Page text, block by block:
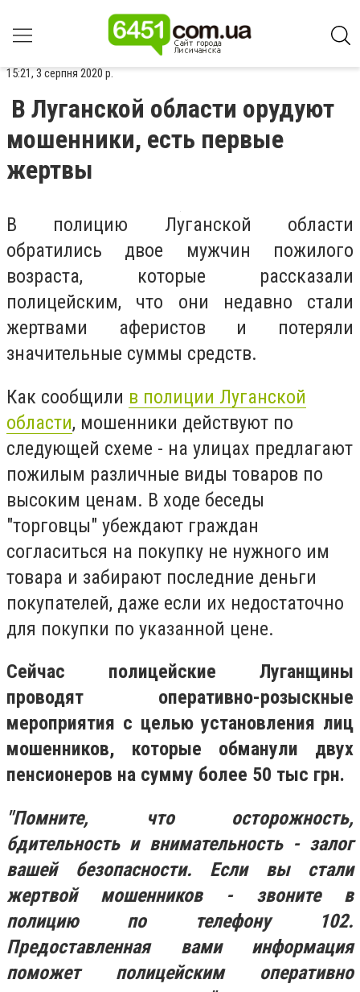
15:21, 3 серпня 2020 р.
В Луганской области орудуют
мошенники, есть первые
жертвы
В полицию Луганской области
обратились двое мужчин пожилого
возраста, которые рассказали
полицейским, что они недавно стали
жертвами аферистов и потеряли
значительные суммы средств.
Как сообщили в полиции Луганской
области, мошенники действуют по
следующей схеме - на улицах предлагают
пожилым различные виды товаров по
высоким ценам. В ходе беседы
"торговцы" убеждают граждан
согласиться на покупку не нужного им
товара и забирают последние деньги
покупателей, даже если их недостаточно
для покупки по указанной цене.
Сейчас полицейские Луганщины
проводят оперативно-розыскные
мероприятия с целью установления лиц
мошенников, которые обманули двух
пенсионеров на сумму более 50 тыс грн.
"Помните, что осторожность,
бдительность и внимательность - залог
вашей безопасности. Если вы стали
жертвой мошенников - звоните в
полицию по телефону 102.
Предоставленная вами информация
поможет полицейским оперативно